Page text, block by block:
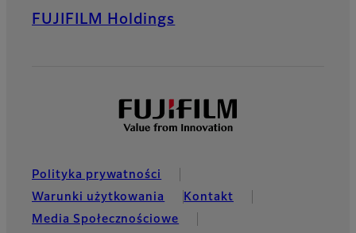
FUJIFILM Holdings
Polityka prywatności
Warunki użytkowania
Kontakt
Media Społecznościowe